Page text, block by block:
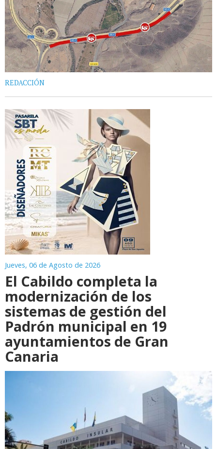
REDACCIÓN
Jueves, 06 de Agosto de 2026
El Cabildo completa la
modernización de los
sistemas de gestión del
Padrón municipal en 19
ayuntamientos de Gran
Canaria